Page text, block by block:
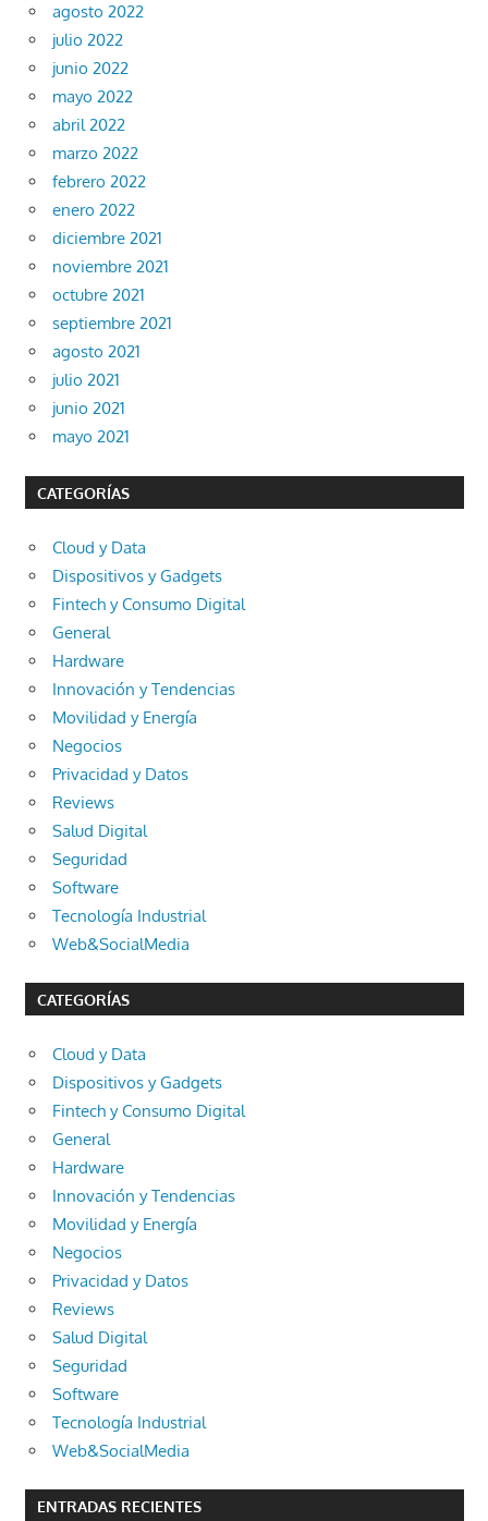
agosto 2022
julio 2022
junio 2022
mayo 2022
abril 2022
marzo 2022
febrero 2022
enero 2022
diciembre 2021
noviembre 2021
octubre 2021
septiembre 2021
agosto 2021
julio 2021
junio 2021
mayo 2021
CATEGORÍAS
Cloud y Data
Dispositivos y Gadgets
Fintech y Consumo Digital
General
Hardware
Innovación y Tendencias
Movilidad y Energía
Negocios
Privacidad y Datos
Reviews
Salud Digital
Seguridad
Software
Tecnología Industrial
Web&SocialMedia
CATEGORÍAS
Cloud y Data
Dispositivos y Gadgets
Fintech y Consumo Digital
General
Hardware
Innovación y Tendencias
Movilidad y Energía
Negocios
Privacidad y Datos
Reviews
Salud Digital
Seguridad
Software
Tecnología Industrial
Web&SocialMedia
ENTRADAS RECIENTES